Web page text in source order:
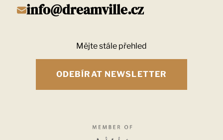
info@dreamville.cz
Mějte stále přehled
ODEBÍRAT NEWSLETTER